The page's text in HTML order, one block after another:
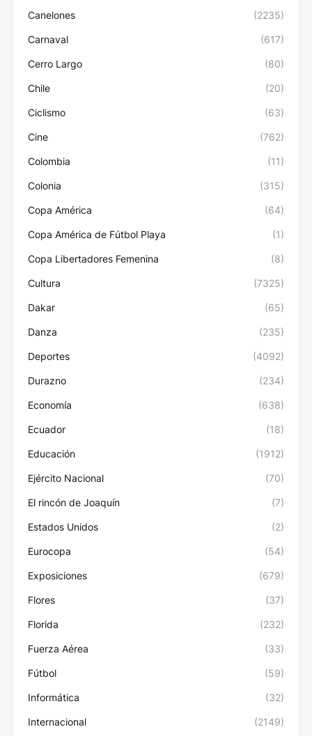
Canelones (2235)
Carnaval (617)
Cerro Largo (80)
Chile (20)
Ciclismo (63)
Cine (762)
Colombia (11)
Colonia (315)
Copa América (64)
Copa América de Fútbol Playa (1)
Copa Libertadores Femenina (8)
Cultura (7325)
Dakar (65)
Danza (235)
Deportes (4092)
Durazno (234)
Economía (638)
Ecuador (18)
Educación (1912)
Ejército Nacional (70)
El rincón de Joaquín (7)
Estados Unidos (2)
Eurocopa (54)
Exposiciones (679)
Flores (37)
Florida (232)
Fuerza Aérea (33)
Fútbol (59)
Informática (32)
Internacional (2149)